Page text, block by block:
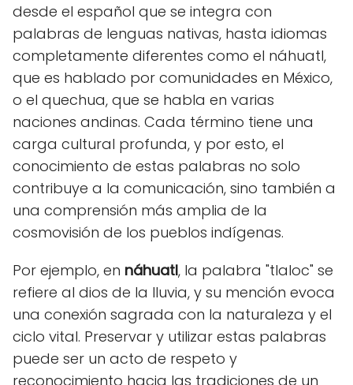
desde el español que se integra con
palabras de lenguas nativas, hasta idiomas
completamente diferentes como el náhuatl,
que es hablado por comunidades en México,
o el quechua, que se habla en varias
naciones andinas. Cada término tiene una
carga cultural profunda, y por esto, el
conocimiento de estas palabras no solo
contribuye a la comunicación, sino también a
una comprensión más amplia de la
cosmovisión de los pueblos indígenas.
Por ejemplo, en náhuatl, la palabra "tlaloc" se
refiere al dios de la lluvia, y su mención evoca
una conexión sagrada con la naturaleza y el
ciclo vital. Preservar y utilizar estas palabras
puede ser un acto de respeto y
reconocimiento hacia las tradiciones de un